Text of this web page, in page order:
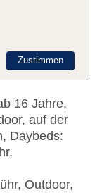
16 Jahre,
auf der
Daybeds:
Outdoor,
Zustimmen